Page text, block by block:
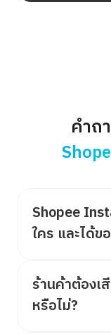
คำถ
Shopee
ใคร และได้ข
ร้านค้าต้องเ
หรือไม่?